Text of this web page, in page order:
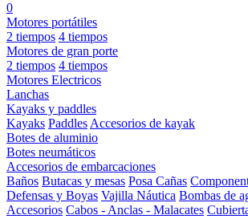
0
Motores portátiles
2 tiempos 4 tiempos
Motores de gran porte
2 tiempos 4 tiempos
Motores Electricos
Lanchas
Kayaks y paddles
Kayaks Paddles Accesorios de kayak
Botes de aluminio
Botes neumáticos
Accesorios de embarcaciones
Baños Butacas y mesas Posa Cañas
Defensas y Boyas Vajilla Náutica Bombas de
Accesorios Cabos - Anclas - Malacates